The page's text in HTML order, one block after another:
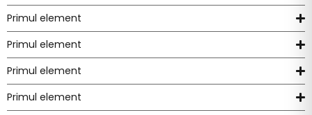
Primul element
Primul element
Primul element
Primul element